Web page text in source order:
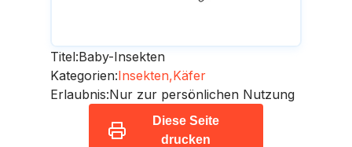
Titel:Baby-Insekten
Kategorien:Insekten,Käfer
Erlaubnis:Nur zur persönlichen Nutzung
Diese Seite
drucken